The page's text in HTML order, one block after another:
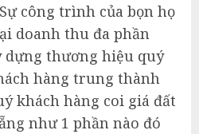
công trình của bọn họ
doanh thu đa phần
dựng thương hiệu quý
hàng trung thành
khách hàng coi giá đất
như 1 phần nào đó